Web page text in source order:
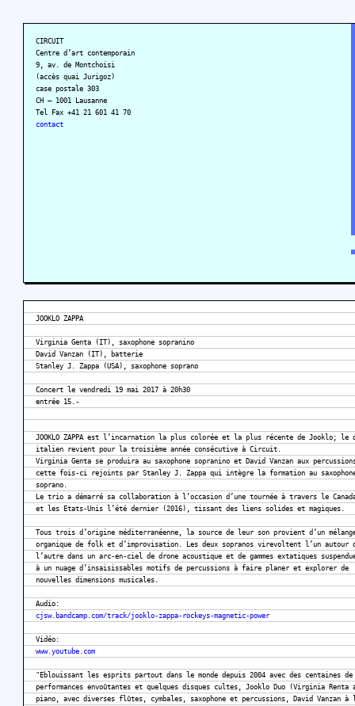
CIRCUIT
Centre d’art contemporain
9, av. de Montchoisi
(accès quai Jurigoz)
case postale 303
CH – 1001 Lausanne
Tel Fax +41 21 601 41 70
contact
JOOKLO ZAPPA
Virginia Genta (IT), saxophone sopranino
David Vanzan (IT), batterie
Stanley J. Zappa (USA), saxophone soprano
Concert le vendredi 19 mai 2017 à 20h30
entrée 15.-
JOOKLO ZAPPA est l’incarnation la plus colorée et la plus récente de Jooklo; le
italien revient pour la troisième année consécutive à Circuit.
Virginia Genta se produira au saxophone sopranino et David Vanzan aux
cette fois-ci rejoints par Stanley J. Zappa qui intègre la formation au
soprano.
Le trio a démarré sa collaboration à l’occasion d’une tournée à travers le
et les Etats-Unis l’été dernier (2016), tissant des liens solides et magiques.
Tous trois d’origine méditerranéenne, la source de leur son provient d’un
organique de folk et d’improvisation. Les deux sopranos virevoltent l’un autour
l’autre dans un arc-en-ciel de drone acoustique et de gammes extatiques
à un nuage d’insaisissables motifs de percussions à faire planer et explorer de
nouvelles dimensions musicales.
Audio:
cjsw.bandcamp.com/track/jooklo-zappa-rockeys-magnetic-power
Vidéo:
www.youtube.com
"Eblouissant les esprits partout dans le monde depuis 2004 avec des centaines de
performances envoûtantes et quelques disques cultes, Jooklo Duo (Virginia Renta
piano, avec diverses flûtes, cymbales, saxophone et percussions, David Vanzan à